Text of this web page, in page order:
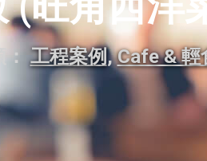
工程案例,Cafe & 輕